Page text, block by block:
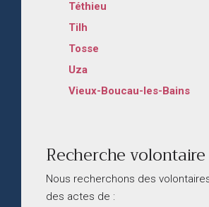
Téthieu
Tilh
Tosse
Uza
Vieux-Boucau-les-Bains
Recherche volontaire
Nous recherchons des
des actes de :